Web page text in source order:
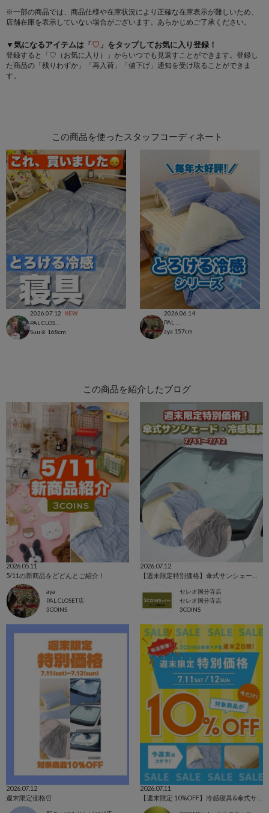
※一部の商品では、商品仕様や在庫状況により正確な在庫表示が難しいため、
店舗在庫を表示していない場合がございます。あらかじめご了承ください。
▼気になるアイテムは「♡ 」をタップしてお気に入り登録！
登録すると「♡（お気に入り）」からいつでも見返すことができます。登録し
た商品の「残りわずか」「再入荷」「値下げ」通知を受け取ることができま
す。
この商品を使ったスタッフコーディネート
2026.07.12 NEW
Suu☺︎ 168cm
2026.06.14
aya 157cm
この商品を紹介したブログ
2026.05.11
5/11の新商品をどどんとご紹介！
aya
PAL CLOSET店
3COINS
2026.07.12
セレオ国分寺店
セレオ国分寺店
3COINS
2026.07.12
週末限定価格⏰
2026.07.11